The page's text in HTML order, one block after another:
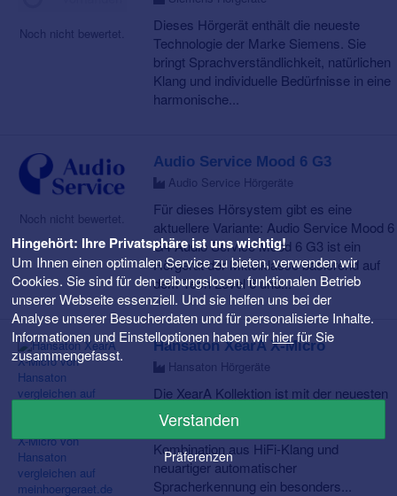
Noch nicht bewertet.
Dieses Hörgerät enthält die neueste
Technologie der Marke Siemens. Sie
bringt Sprachverständlichkeit, natürlichen
Klang und individuelle Bedürfnisse in eine
harmonische...
Noch nicht bewertet.
Audio Service Mood 6 G3
Audio Service Hörgeräte
Für dieses Hörsystem gibt es eine
aktuellere Variante: Audio Service Mood 6
G4 Audio Service Mood 6 G3 ist ein
Hörgerät der Mittelklasse basierend auf
dem Tech Level 6 und...
Hansaton XearA X-Micro
Hansaton Hörgeräte
Die XearA Kollektion ist mit der neuesten
Technologie von Hansaton ausgestattet.
Die Hörgeräte bietet durch eine
Kombination aus HiFi-Klang und
neuartiger automatischer
Spracherkennung ein besonders...
Hingehört: Ihre Privatsphäre ist uns wichtig!
Um Ihnen einen optimalen Service zu bieten, verwenden wir
Cookies. Sie sind für den reibungslosen, funktionalen Betrieb
unserer Webseite essenziell. Und sie helfen uns bei der
Analyse unserer Besucherdaten und für personalisierte Inhalte.
Informationen und Einstelloptionen haben wirhierfür Sie
zusammengefasst.
Verstanden
Präferenzen